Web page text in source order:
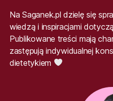
Na Saganek.pl dzielę się
wiedzą i inspiracjami
Publikowane treści mają
zastępują indywidualnej
dietetykiem